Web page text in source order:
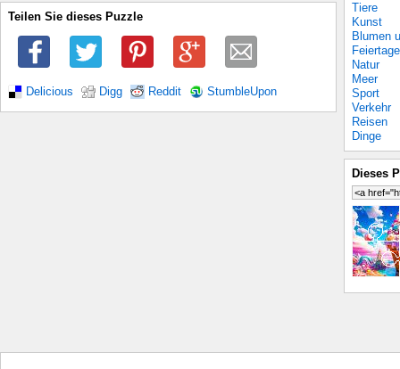
Teilen Sie dieses Puzzle
Delicious Digg Reddit StumbleUpon
Tiere
Kunst
Blumen
Feiertage
Natur
Meer
Sport
Verkehr
Reisen
Dinge
Dieses